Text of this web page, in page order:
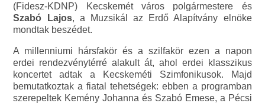
(Fidesz-KDNP) Kecskemét város polgármestere és
Szabó Lajos, a Muzsikál az Erdő Alapítvány elnöke
mondtak beszédet.
A millenniumi hársfakör és a szilfakör ezen a napon
erdei rendezvénytérré alakult át, ahol erdei klasszikus
koncertet adtak a Kecskeméti Szimfonikusok. Majd
bemutatkoztak a fiatal tehetségek: ebben a programban
szerepeltek Kemény Johanna és Szabó Emese, a Pécsi